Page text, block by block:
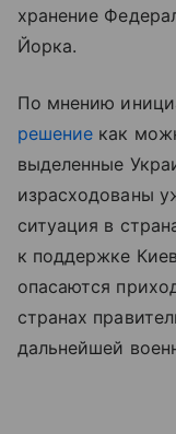
хранение
Йорка.
По мнению
решение как
выделенные
израсходованы
ситуация в
к поддержке
опасаются
странах
дальнейшей